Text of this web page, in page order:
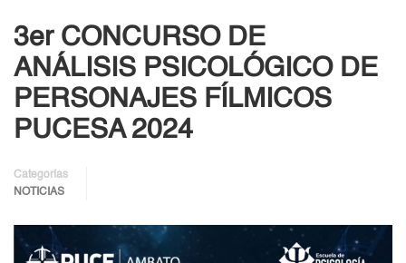
3er CONCURSO DE
ANÁLISIS PSICOLÓGICO DE
PERSONAJES FÍLMICOS
PUCESA 2024
Categorías
NOTICIAS